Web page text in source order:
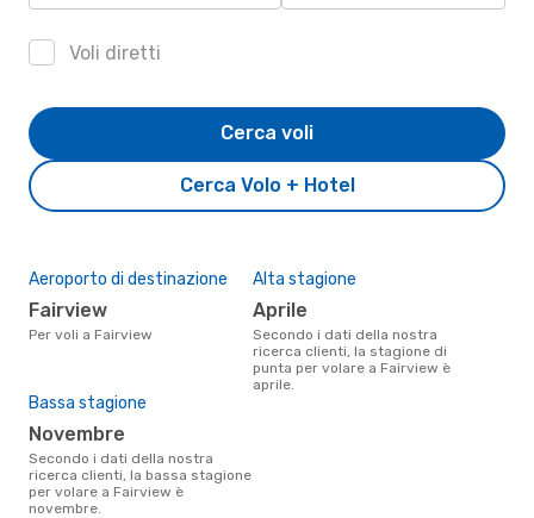
Voli diretti
Cerca Volo + Hotel
Cerca voli
Aeroporto di destinazione
Fairview
Per voli a Fairview
Alta stagione
aprile
Secondo i dati della nostra
ricerca clienti, la stagione di
punta per volare a Fairview è
aprile.
Bassa stagione
novembre
Secondo i dati della nostra
ricerca clienti, la bassa stagione
per volare a Fairview è
novembre.